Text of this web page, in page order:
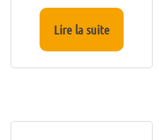
Lire la suite